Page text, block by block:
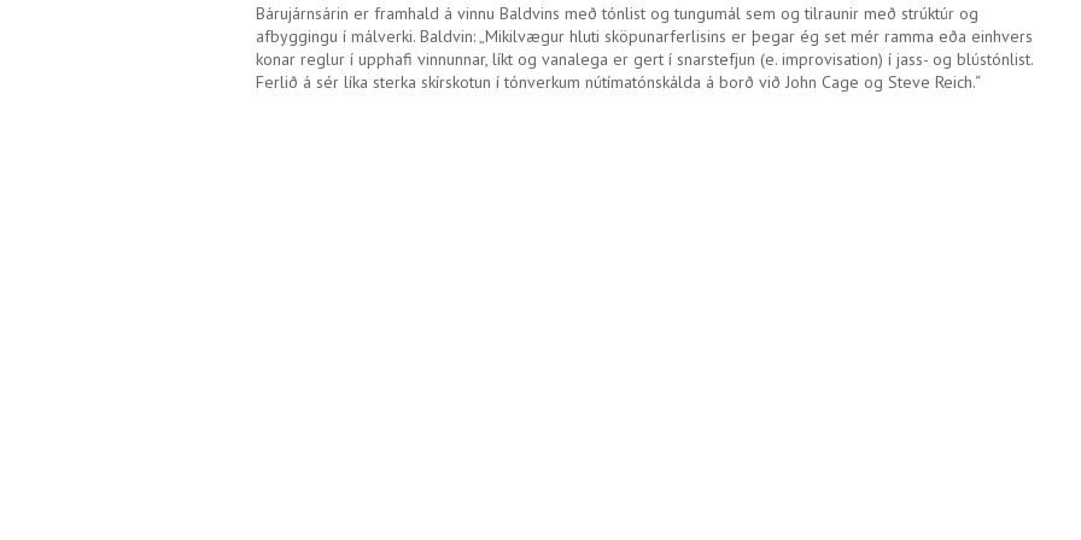
Bárujárnsárin er framhald á vinnu Baldvins með tónlist og tungumál sem og tilraunir með strúktúr og
afbyggingu í málverki. Baldvin: „Mikilvægur hluti sköpunarferlisins er þegar ég set mér ramma eða einhvers
konar reglur í upphafi vinnunnar, líkt og vanalega er gert í snarstefjun (e. improvisation) í jass- og blústónlist.
Ferlið á sér líka sterka skírskotun í tónverkum nútímatónskálda á borð við John Cage og Steve Reich.“